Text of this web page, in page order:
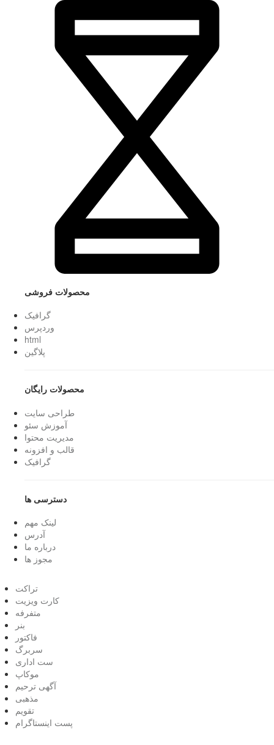
محصولات فروشی
گرافیک
وردپرس
html
پلاگین
محصولات رایگان
طراحی سایت
آموزش سئو
مدیریت محتوا
قالب و افزونه
گرافیک
دسترسی ها
لینک مهم
آدرس
درباره ما
مجوز ها
تراکت
کارت ویزیت
متفرفه
بنر
فاکتور
سربرگ
ست اداری
موکاپ
آگهی ترحیم
مذهبی
تقویم
پست اینستاگرام